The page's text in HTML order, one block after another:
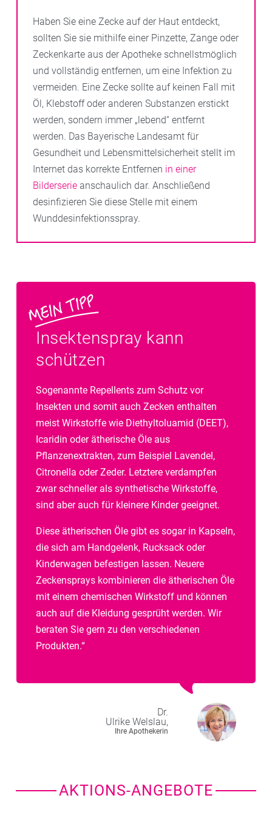
Haben Sie eine Zecke auf der Haut entdeckt,
sollten Sie sie mithilfe einer Pinzette, Zange oder
Zeckenkarte aus der Apotheke schnellstmöglich
und vollständig entfernen, um eine Infektion zu
vermeiden. Eine Zecke sollte auf keinen Fall mit
Öl, Klebstoff oder anderen Substanzen erstickt
werden, sondern immer „lebend“ entfernt
werden. Das Bayerische Landesamt für
Gesundheit und Lebensmittelsicherheit stellt im
Internet das korrekte Entfernen in einer
Bilderserie anschaulich dar. Anschließend
desinfizieren Sie diese Stelle mit einem
Wunddesinfektionsspray.
Insektenspray kann
schützen
Sogenannte Repellents zum Schutz vor
Insekten und somit auch Zecken enthalten
meist Wirkstoffe wie Diethyltoluamid (DEET),
Icaridin oder ätherische Öle aus
Pflanzenextrakten, zum Beispiel Lavendel,
Citronella oder Zeder. Letztere verdampfen
zwar schneller als synthetische Wirkstoffe,
sind aber auch für kleinere Kinder geeignet.
Diese ätherischen Öle gibt es sogar in Kapseln,
die sich am Handgelenk, Rucksack oder
Kinderwagen befestigen lassen. Neuere
Zeckensprays kombinieren die ätherischen Öle
mit einem chemischen Wirkstoff und können
auch auf die Kleidung gesprüht werden. Wir
beraten Sie gern zu den verschiedenen
Produkten.“
Dr.
Ulrike Welslau,
Ihre Apothekerin
AKTIONS-ANGEBOTE